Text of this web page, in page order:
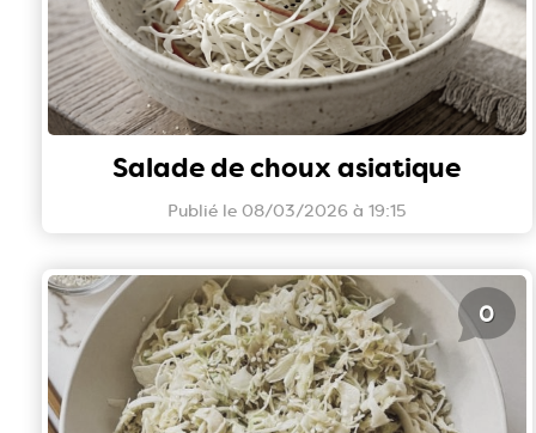
Salade de choux asiatique
Publié le 08/03/2026 à 19:15
0